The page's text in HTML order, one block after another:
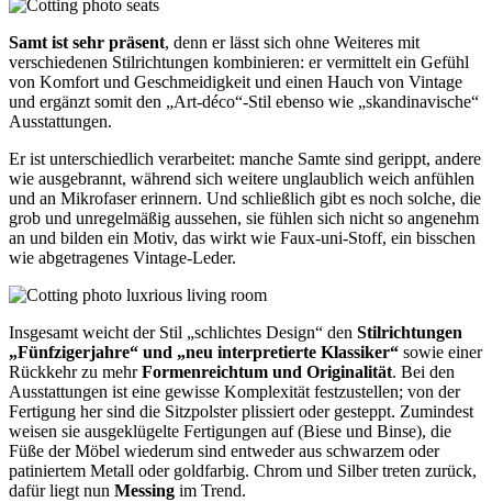
Samt ist sehr präsent, denn er lässt sich ohne Weiteres mit
verschiedenen Stilrichtungen kombinieren: er vermittelt ein Gefühl
von Komfort und Geschmeidigkeit und einen Hauch von Vintage
und ergänzt somit den „Art-déco“-Stil ebenso wie „skandinavische“
Ausstattungen.
Er ist unterschiedlich verarbeitet: manche Samte sind gerippt, andere
wie ausgebrannt, während sich weitere unglaublich weich anfühlen
und an Mikrofaser erinnern. Und schließlich gibt es noch solche, die
grob und unregelmäßig aussehen, sie fühlen sich nicht so angenehm
an und bilden ein Motiv, das wirkt wie Faux-uni-Stoff, ein bisschen
wie abgetragenes Vintage-Leder.
Insgesamt weicht der Stil „schlichtes Design“ den Stilrichtungen
„Fünfzigerjahre“ und „neu interpretierte Klassiker“ sowie einer
Rückkehr zu mehrFormenreichtum und Originalität. Bei den
Ausstattungen ist eine gewisse Komplexität festzustellen; von der
Fertigung her sind die Sitzpolster plissiert oder gesteppt. Zumindest
weisen sie ausgeklügelte Fertigungen auf (Biese und Binse), die
Füße der Möbel wiederum sind entweder aus schwarzem oder
patiniertem Metall oder goldfarbig. Chrom und Silber treten zurück,
dafür liegt nun Messing im Trend.